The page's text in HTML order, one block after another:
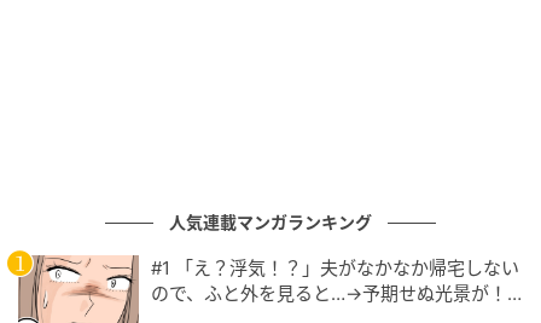
人気連載マンガランキング
#1 「え？浮気！？」夫がなかなか帰宅しない
ので、ふと外を見ると…→予期せぬ光景が！